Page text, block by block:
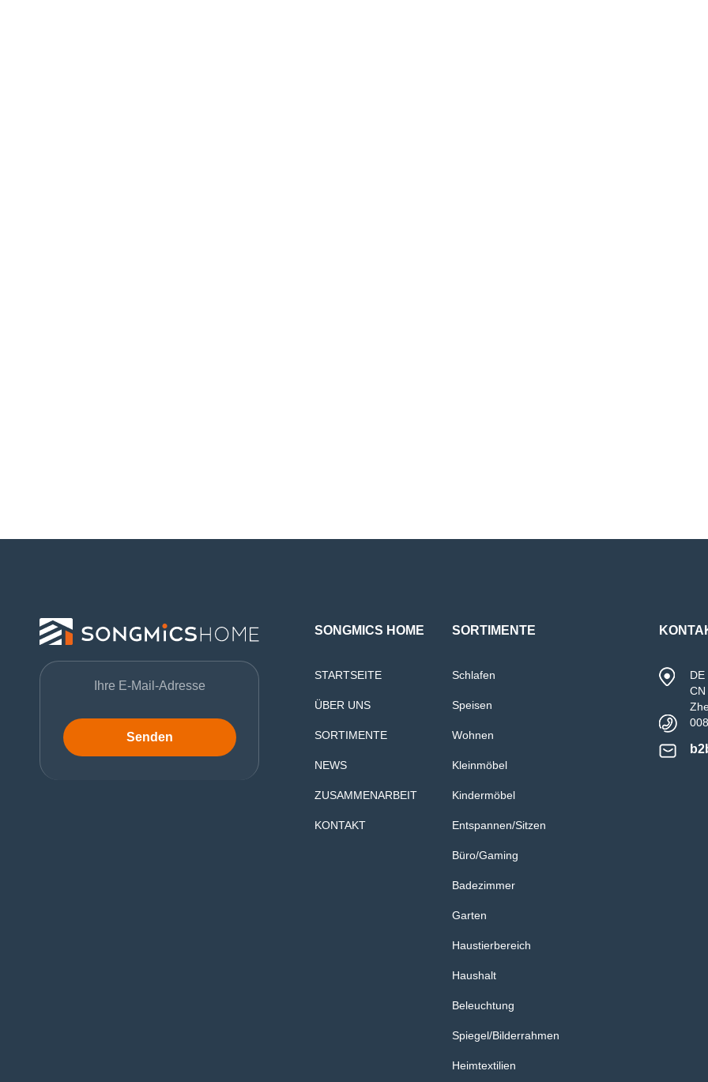
Senden
SONGMICS HOME
STARTSEITE
ÜBER UNS
SORTIMENTE
NEWS
ZUSAMMENARBEIT
KONTAKT
SORTIMENTE
Schlafen
Speisen
Wohnen
Kleinmöbel
Kindermöbel
Entspannen/Sitzen
Büro/Gaming
Badezimmer
Garten
Haustierbereich
Haushalt
Beleuchtung
Spiegel/Bilderrahmen
Heimtextilien